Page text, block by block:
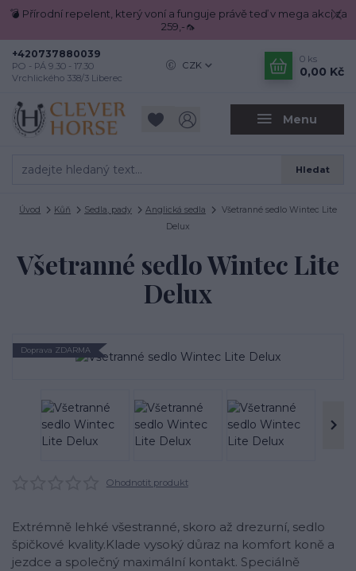
💣 Přírodní repelent, který voní a funguje právě teď v mega akci za
259,-🦟
Menu
CZK
Hledat
+420737880039
PO - PÁ 9.30 - 17.30
Vrchlického 338/3 Liberec
0 ks
0,00 Kč
Úvod Kůň Sedla, pady Anglická sedla
Všetranné sedlo Wintec Lite
Delux
Všetranné sedlo Wintec Lite
Delux
Doprava ZDARMA
Ohodnotit produkt
Extrémně lehké všestranné, skoro až drezurní, sedlo
špičkové kvality.Klade vysoký důraz na komfort koně a
jezdce a společný maximální kontakt. Speciálně